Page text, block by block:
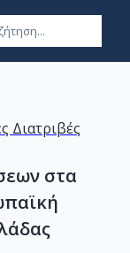
Διατριβές
στα